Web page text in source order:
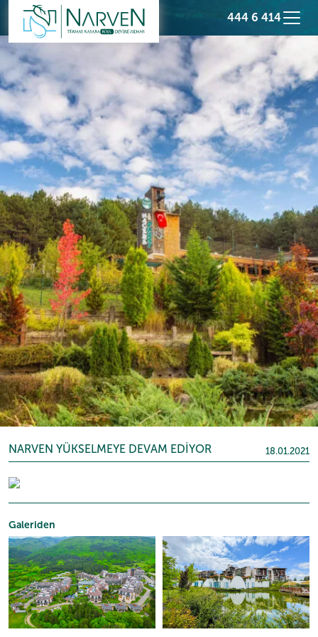
444 6 414
Galeriden
NARVEN YÜKSELMEYE DEVAM EDİYOR 18.01.2021